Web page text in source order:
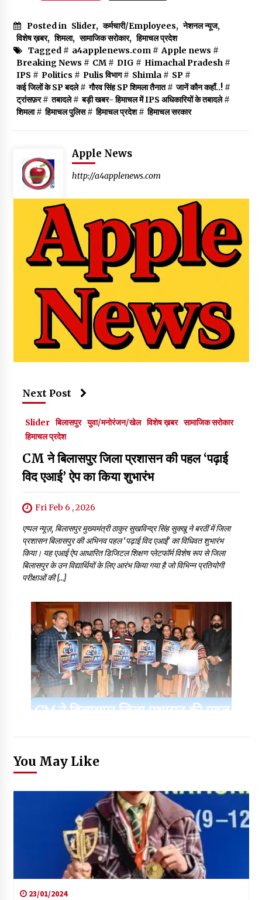
Posted in Slider, कर्मचारी/Employees, नेशनल न्यूज,
विशेष ख़बर, शिमला, सामाजिक सरोकार, हिमाचल प्रदेश
Tagged # a4applenews.com# Apple news #
Breaking News # CM# DIG # Himachal Pradesh#
IPS # Politics # Pulis विभाग# Shimla# SP#
कई जिलों के SP बदले# गौरव सिंह SP शिमला तैनात# जानें कौन कहाँ..!#
ट्रांसफ़र# तबादले# बड़ी खबर- हिमाचल में IPS अधिकारियों के तबादले#
शिमला# हिमाचल पुलिस# हिमाचल प्रदेश# हिमाचल सरकार
Apple News
http://a4applenews.com
Next Post
Slider बिलासपुर युवा/मनोरंजन/खेल विशेष ख़बर सामाजिक सरोकार
हिमाचल प्रदेश
CM ने बिलासपुर जिला प्रशासन की पहल ‘पढ़ाई
विद एआई’ ऐप का किया शुभारंभ
Fri Feb 6 , 2026
एप्पल न्यूज़, बिलासपुर मुख्यमंत्री ठाकुर सुखविन्द्र सिंह सुक्खू ने बरठीं में जिला
प्रशासन बिलासपुर की अभिनव पहल ‘पढ़ाई विद एआई’ का विधिवत शुभारंभ
किया। यह एआई ऐप आधारित डिजिटल शिक्षण प्लेटफॉर्म विशेष रूप से जिला
बिलासपुर के उन विद्यार्थियों के लिए आरंभ किया गया है जो विभिन्न प्रतियोगी
परीक्षाओं की […]
You May Like
23/01/2024